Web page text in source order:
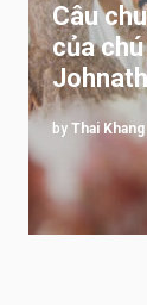
Câu
của
by Thai